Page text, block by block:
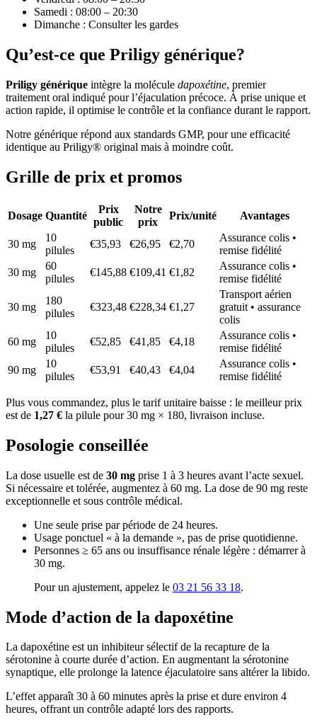
Samedi : 08:00 – 20:30
Dimanche : Consulter les gardes
Qu’est-ce que Priligy générique?
Priligy générique intègre la molécule dapoxétine, premier
traitement oral indiqué pour l’éjaculation précoce. À prise unique et
action rapide, il optimise le contrôle et la confiance durant le rapport.
Notre générique répond aux standards GMP, pour une efficacité
identique au Priligy® original mais à moindre coût.
Grille de prix et promos
Dosage Quantité
Prix
public
Notre
prix
Prix/unité Avantages
30 mg
10
pilules
€35,93 €26,95 €2,70
Assurance colis •
remise fidélité
30 mg
60
pilules
€145,88 €109,41 €1,82
Assurance colis •
remise fidélité
30 mg
180
pilules
€323,48 €228,34 €1,27
Transport aérien
gratuit • assurance
colis
60 mg
10
pilules
€52,85 €41,85 €4,18
Assurance colis •
remise fidélité
90 mg
10
pilules
€53,91 €40,43 €4,04
Assurance colis •
remise fidélité
Plus vous commandez, plus le tarif unitaire baisse : le meilleur prix
est de 1,27 € la pilule pour 30 mg × 180, livraison incluse.
Posologie conseillée
La dose usuelle est de 30 mg prise 1 à 3 heures avant l’acte sexuel.
Si nécessaire et tolérée, augmentez à 60 mg. La dose de 90 mg reste
exception­nelle et sous contrôle médical.
Une seule prise par période de 24 heures.
Usage ponctuel « à la demande », pas de prise quotidienne.
Personnes ≥ 65 ans ou insuffisance rénale légère : démarrer à
30 mg.
Pour un ajustement, appelez le 03 21 56 33 18.
Mode d’action de la dapoxétine
La dapoxétine est un inhibiteur sélectif de la recapture de la
sérotonine à courte durée d’action. En augmentant la sérotonine
synaptique, elle prolonge la latence éjaculatoire sans altérer la libido.
L’effet apparaît 30 à 60 minutes après la prise et dure environ 4
heures, offrant un contrôle adapté lors des rapports.